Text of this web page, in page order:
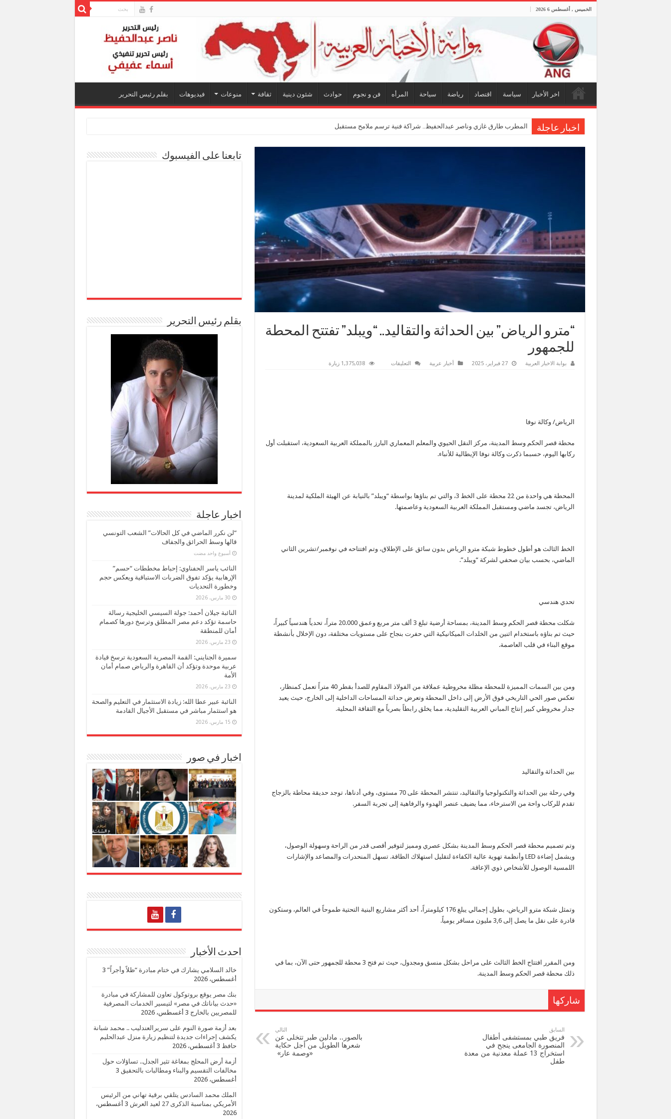
الخميس , أغسطس 6 2026
اخر الأخبار سياسة اقتصاد رياضة سياحة المرأه فن و نجوم حوادث شئون دينية ثقافة منوعات فيديوهات بقلم رئيس التحرير
اخبار عاجلة المطرب طارق غازي وناصر عبدالحفيظ.. شراكة فنية ترسم ملامح مستقبل الكليب الغنائي في
“مترو الرياض” بين الحداثة والتقاليد.. “ويبلد” تفتتح المحطة
للجمهور
بوابة الاخبار العربية 27 فبراير، 2025 أخبار عربية التعليقات 1,375,038 زيارة
الرياض/ وكالة نوفا
محطة قصر الحكم وسط المدينة، مركز النقل الحيوي والمعلم المعماري البارز بالمملكة العربية السعودية، استقبلت أول
ركابها اليوم، حسبما ذكرت وكالة نوفا الإيطالية للأنباء.
المحطة هي واحدة من 22 محطة على الخط 3، والتي تم بناؤها بواسطة “ويبلد” بالنيابة عن الهيئة الملكية لمدينة
الرياض، تجسد ماضي ومستقبل المملكة العربية السعودية وعاصمتها.
الخط الثالث هو أطول خطوط شبكة مترو الرياض بدون سائق على الإطلاق، وتم افتتاحه في نوفمبر/تشرين الثاني
الماضي، بحسب بيان صحفي لشركة “ويبلد”.
تحدي هندسي
شكلت محطة قصر الحكم وسط المدينة، بمساحة أرضية تبلغ 3 ألف متر مربع وعمق 20.000 متراً، تحدياً هندسياً كبيراً،
حيث تم بناؤه باستخدام اثنين من الخلدات الميكانيكية التي حفرت بنجاح على مستويات مختلفة، دون الإخلال بأنشطة
موقع البناء في قلب العاصمة.
ومن بين السمات المميزة للمحطة مظلة مخروطية عملاقة من الفولاذ المقاوم للصدأ بقطر 40 متراً تعمل كمنظار،
تعكس صور الحي التاريخي فوق الأرض إلى داخل المحطة وتعرض حداثة المساحات الداخلية إلى الخارج، حيث يعيد
جدار مخروطي كبير إنتاج المباني العربية التقليدية، مما يخلق رابطاً بصرياً مع الثقافة المحلية.
بين الحداثة والتقاليد
وفي رحلة بين الحداثة والتكنولوجيا والتقاليد، تنتشر المحطة على 70 مستوى، وفي أدناها، توجد حديقة محاطة بالزجاج
تقدم للركاب واحة من الاسترخاء، مما يضيف عنصر الهدوء والرفاهية إلى تجربة السفر.
وتم تصميم محطة قصر الحكم وسط المدينة بشكل عصري ومميز لتوفير أقصى قدر من الراحة وسهولة الوصول،
ويشمل إضاءة LED وأنظمة تهوية عالية الكفاءة لتقليل استهلاك الطاقة. تسهل المنحدرات والمصاعد والإشارات
اللمسية الوصول للأشخاص ذوي الإعاقة.
وتمثل شبكة مترو الرياض، بطول إجمالي يبلغ 176 كيلومتراً، أحد أكثر مشاريع البنية التحتية طموحاً في العالم، وستكون
قادرة على نقل ما يصل إلى 3,6 مليون مسافر يومياً.
ومن المقرر افتتاح الخط الثالث على مراحل بشكل منسق ومجدول، حيث تم فتح 3 محطة للجمهور حتى الآن، بما في
ذلك محطة قصر الحكم وسط المدينة.
شاركها
السابق
فريق طبي بمستشفى أطفال
المنصورة الجامعى ينجح في
استخراج 13 عملة معدنية من معدة
طفل
التالي
بالصور.. مادلين طبر تتخلى عن
شعرها الطويل من أجل حكاية
«وصمة عار»
تابعنا على الفيسبوك
بقلم رئيس التحرير
اخبار عاجلة
“لن نكرر الماضي في كل الحالات” الشعب التونسي
قالها وسط الحرائق والجفاف
‏أسبوع واحد مضت
النائب ياسر الحفناوي: إحباط مخططات “حسم”
الإرهابية يؤكد تفوق الضربات الاستباقية ويعكس حجم
وخطورة التحديات
30 مارس، 2026
النائبة جيلان أحمد: جولة السيسي الخليجية رسالة
حاسمة تؤكد دعم مصر المطلق وترسخ دورها كصمام
أمان للمنطقة
23 مارس، 2026
سميرة الجنايني: القمة المصرية السعودية ترسخ قيادة
عربية موحدة وتؤكد أن القاهرة والرياض صمام أمان
الأمة
23 مارس، 2026
النائبة عبير عطا الله: زيادة الاستثمار في التعليم والصحة
هو استثمار مباشر في مستقبل الأجيال القادمة
15 مارس، 2026
اخبار في صور
احدث الأخبار
خالد السلامي يشارك في ختام مبادرة “ظلاً وأجراً” 3
أغسطس، 2026
بنك مصر يوقع بروتوكول تعاون للمشاركة في مبادرة
«حدث بياناتك في مصر» لتيسير الخدمات المصرفية
للمصريين بالخارج 3 أغسطس، 2026
بعد أزمة صورة النوم على سريرالعندليب .. محمد شبانة
يكشف إجراءات جديدة لتنظيم زيارة منزل عبدالحليم
حافظ 3 أغسطس، 2026
أزمة أرض المحلج بمغاغة تثير الجدل.. تساؤلات حول
مخالفات التقسيم والبناء ومطالبات بالتحقيق 3
أغسطس، 2026
الملك محمد السادس يتلقي برقية تهاني من الرئيس
الأمريكي بمناسبة الذكرى 27 لعيد العرش
3 أغسطس،
2026